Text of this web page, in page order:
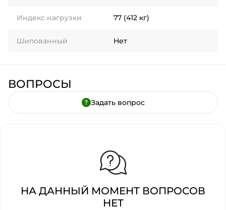
Индекс нагрузки 77 (412 кг)
Шипованный Нет
ВОПРОСЫ
Задать вопрос
НА ДАННЫЙ МОМЕНТ ВОПРОСОВ
НЕТ